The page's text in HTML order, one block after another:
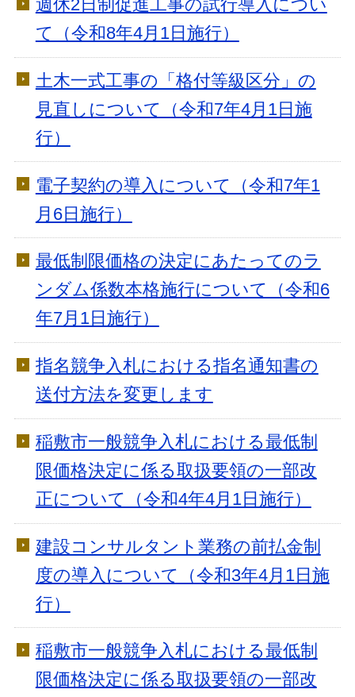
週休2日制促進工事の試行導入につい
て（令和8年4月1日施行）
土木一式工事の「格付等級区分」の
見直しについて（令和7年4月1日施
行）
電子契約の導入について（令和7年1
月6日施行）
最低制限価格の決定にあたってのラ
ンダム係数本格施行について（令和6
年7月1日施行）
指名競争入札における指名通知書の
送付方法を変更します
稲敷市一般競争入札における最低制
限価格決定に係る取扱要領の一部改
正について（令和4年4月1日施行）
建設コンサルタント業務の前払金制
度の導入について（令和3年4月1日施
行）
稲敷市一般競争入札における最低制
限価格決定に係る取扱要領の一部改